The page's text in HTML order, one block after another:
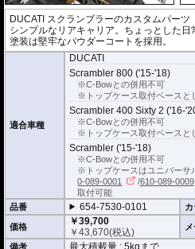
DUCATI スクランブラーのカスタムパーツ
シンプルなリアキャリア。ちょっとした日
塗装は堅牢なパウダーコートを採用。
適合車種
DUCATI
Scrambler 800 ('15-'18)
※C-Bowとの併用不可
※トップケース取付ベースと
Scrambler 400 Sixty 2 ('16-
※C-Bowとの併用不可
※トップケース取付ベースと
Scrambler ('15-'18)
※C-Bowとの併用不可
※トップケースはユニバーサ
0-089-0001
/610-089-0009
取付可能
品番
654-7530-0101
価格
￥39,700
￥43,670(税込)
備考 最大積載量 : 5kgまで